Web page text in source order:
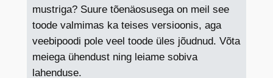
mustriga? Suure tõenäosusega on meil see
toode valmimas ka teises versioonis, aga
veebipoodi pole veel toode üles jõudnud. Võta
meiega ühendust ning leiame sobiva
lahenduse.